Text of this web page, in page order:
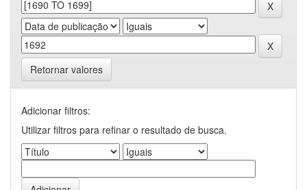
Retornar valores
Adicionar filtros:
Utilizar filtros para refinar o resultado de busca.